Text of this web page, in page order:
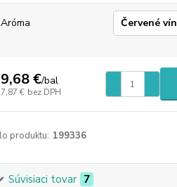
Aróma
9,68 €/bal
7,87 € bez DPH
produktu: 199336
Súvisiaci tovar 7